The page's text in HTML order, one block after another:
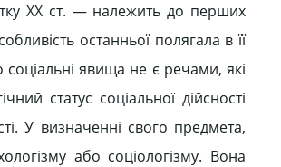
XX ст. — належить до перших
останньої полягала в її
соціальні явища не є речами, які
статус соціальної дійсності
У визначенні свого предмета,
або соціологізму. Вона